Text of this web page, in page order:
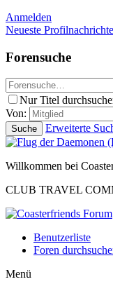
Anmelden
Neueste
Forensuche
Nur Titel
Von:
Suche Erweiterte
Willkommen bei
CLUB TRAVEL
Benutzerliste
Foren
Menü